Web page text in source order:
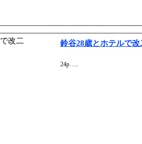
鈴谷28歳とホテルで改
24p…..